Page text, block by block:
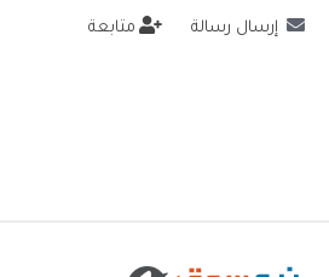
إرسال رسالة متابعة